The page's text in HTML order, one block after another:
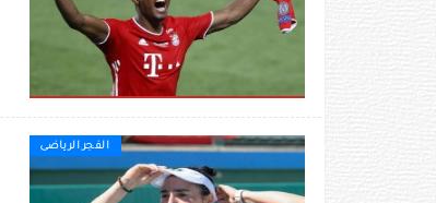
الفجر الرياضى